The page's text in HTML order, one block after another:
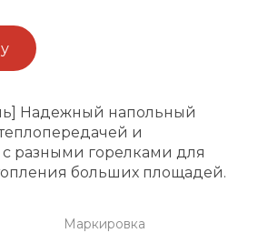
Надежный напольный
и
разными горелками для
больших площадей.
Маркировка